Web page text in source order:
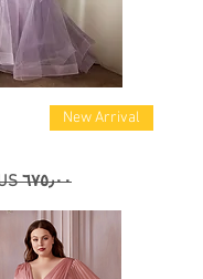
New Arrival
سعر عادي